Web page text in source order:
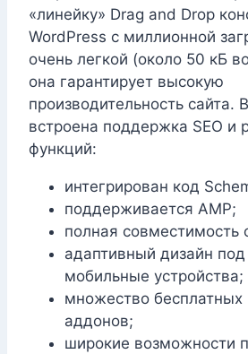
«линейку» Drag and Drop
WordPress с миллионной
очень легкой (около 50 кБ
она гарантирует высокую
производительность сайта.
встроена поддержка SEO и
функций:
интегрирован код
поддерживается AMP;
полная совместимость
адаптивный дизайн
мобильные устройства;
множество бесплатных
аддонов;
широкие возможности